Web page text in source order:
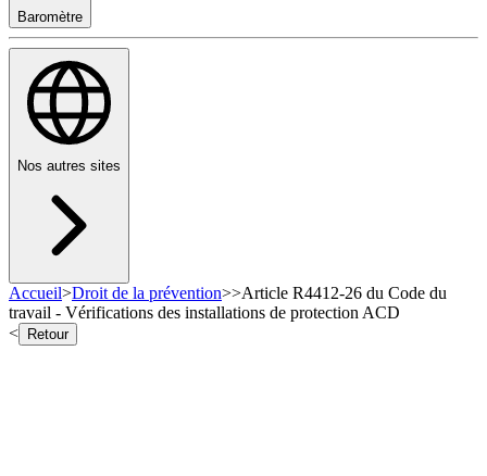
Baromètre
Nos autres sites
Accueil>Droit de la prévention>>Article R4412-26 du Code du
travail - Vérifications des installations de protection ACD
<
Retour